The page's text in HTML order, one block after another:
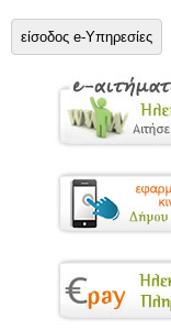
είσοδος e-Υπηρεσίες